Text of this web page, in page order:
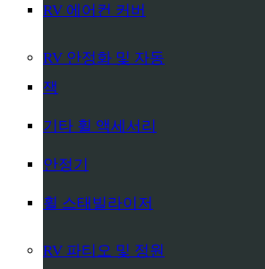
RV 에어컨 커버
RV 안정화 및 자동
잭
기타 휠 액세서리
안정기
휠 스태빌라이저
RV 파티오 및 정원